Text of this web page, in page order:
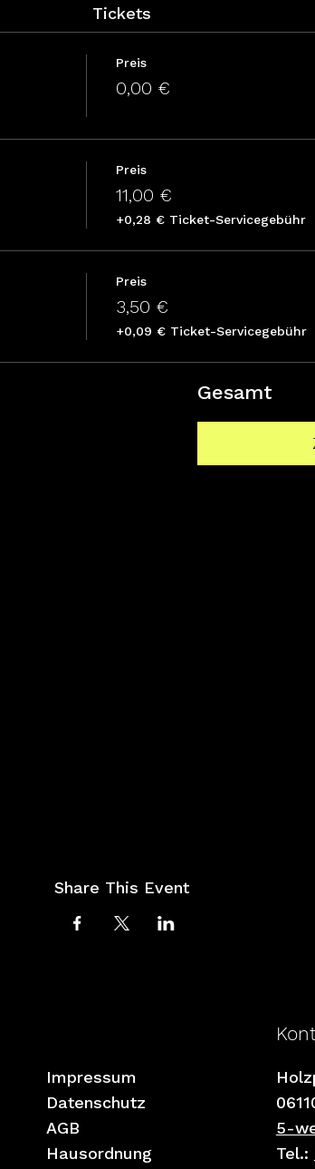
Tickets
Preis
0,00 €
Preis
11,00 €
+0,28 € Ticket-Servicegebühr
Preis
3,50 €
+0,09 € Ticket-Servicegebühr
Gesamt
Share This Event
Impressum
Datenschutz
AGB
Hausordnung
5-
Tel.: